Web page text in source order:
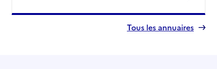
Tous les annuaires